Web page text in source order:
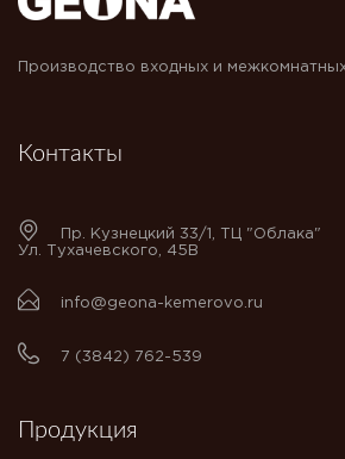
Производство входных и
Контакты
Пр. Кузнецкий 33/1, ТЦ "Облака"
Ул. Тухачевского, 45В
info@geona-kemerovo.ru
7 (3842) 762-539
Продукция